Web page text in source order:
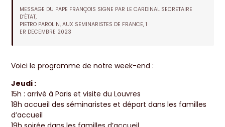
MESSAGE DU PAPE FRANÇOIS SIGNE PAR LE CARDINAL SECRETAIRE
D’ÉTAT,
PIETRO PAROLIN, AUX SEMINARISTES DE FRANCE, 1
ER DECEMBRE 2023
Voici le programme de notre week-end :
Jeudi :
15h : arrivé à Paris et visite du Louvres
18h accueil des séminaristes et départ dans les familles
d’accueil